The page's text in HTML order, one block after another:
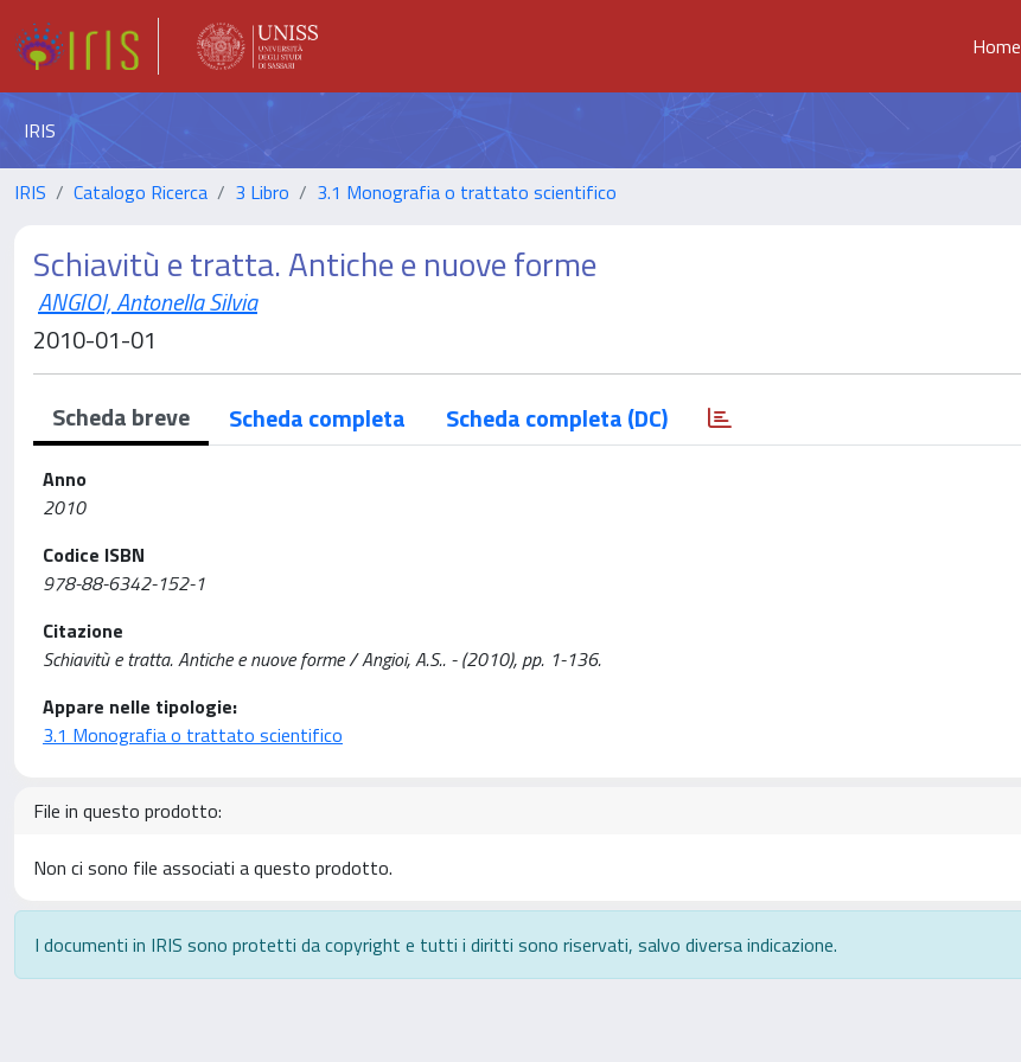
Home
IRIS
IRIS Catalogo Ricerca 3 Libro 3.1 Monografia o trattato scientifico
Schiavitù e tratta. Antiche e nuove forme
ANGIOI, Antonella Silvia
2010-01-01
Scheda breve Scheda completa Scheda completa (DC)
Anno
2010
Codice ISBN
978-88-6342-152-1
Citazione
Schiavitù e tratta. Antiche e nuove forme / Angioi, A.S.. - (2010), pp. 1-136.
Appare nelle tipologie:
3.1 Monografia o trattato scientifico
File in questo prodotto:
Non ci sono file associati a questo prodotto.
I documenti in IRIS sono protetti da copyright e tutti i diritti sono riservati, salvo diversa indicazione.